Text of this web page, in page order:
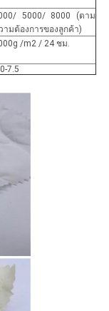
5000/ 8000 (ตาม
ามต้องการของลูกค้า)
/m2 / 24 ชม.
7.5